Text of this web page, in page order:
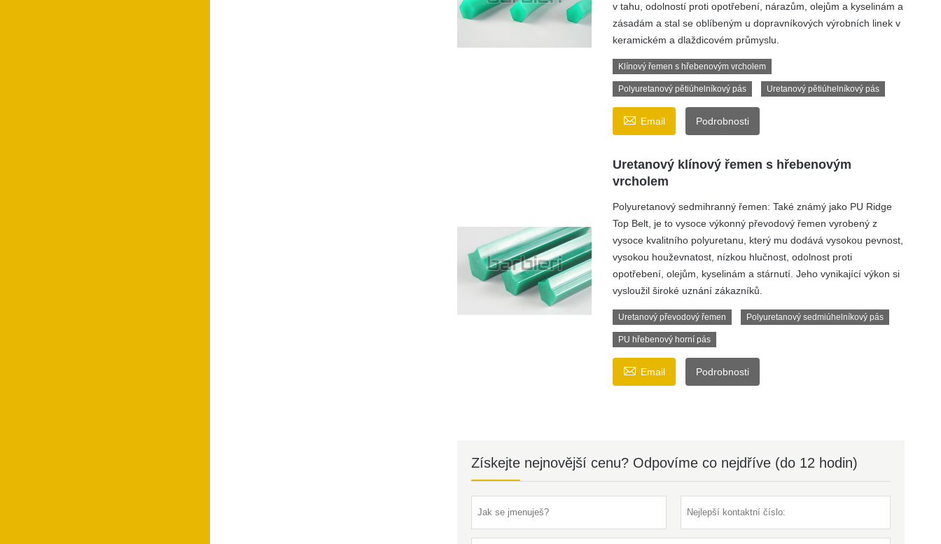
v tahu, odolností proti opotřebení, nárazům, olejům a kyselinám a
zásadám a stal se oblíbeným u dopravníkových výrobních linek v
keramickém a dlaždicovém průmyslu.
Klínový řemen s hřebenovým vrcholem
Polyuretanový pětiúhelníkový pás Uretanový pětiúhelníkový pás
 Email Podrobnosti
Uretanový klínový řemen s hřebenovým
vrcholem
Polyuretanový sedmihranný řemen: Také známý jako PU Ridge
Top Belt, je to vysoce výkonný převodový řemen vyrobený z
vysoce kvalitního polyuretanu, který mu dodává vysokou pevnost,
vysokou houževnatost, nízkou hlučnost, odolnost proti
opotřebení, olejům, kyselinám a stárnutí. Jeho vynikající výkon si
vysloužil široké uznání zákazníků.
Uretanový převodový řemen Polyuretanový sedmiúhelníkový pás
PU hřebenový horní pás
 Email Podrobnosti
Získejte nejnovější cenu? Odpovíme co nejdříve (do 12 hodin)